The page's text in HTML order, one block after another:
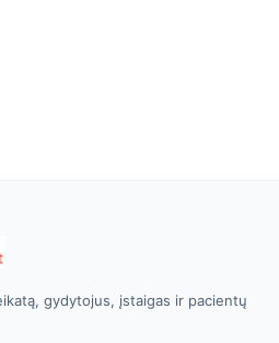
gydytojus, įstaigas ir pacientų